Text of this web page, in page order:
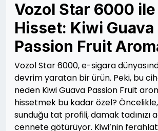
Vozol Star 6000 ile
Hisset: Kiwi Guava
Passion Fruit
Vozol Star 6000, e-sigara
devrim yaratan bir ürün. Peki, bu
neden Kiwi Guava Passion Fruit
hissetmek bu kadar özel?
sunduğu tat profili, damak tadınızı
cennete götürüyor. Kiwi’nin